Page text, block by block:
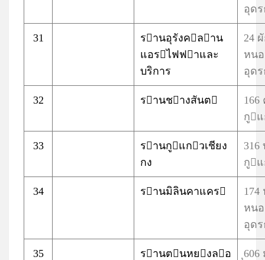
อุด
31
รานอุรังคลาน
แอรไฟฟาและ
บริการ
24
หน
อุด
32 รานชางสันต
166
กู
33
รานกูแกวเชียง
กง
316
กู
34 รานมิลินคาแคร
174
หน
อุด
35
รานตนหยงลอ
606